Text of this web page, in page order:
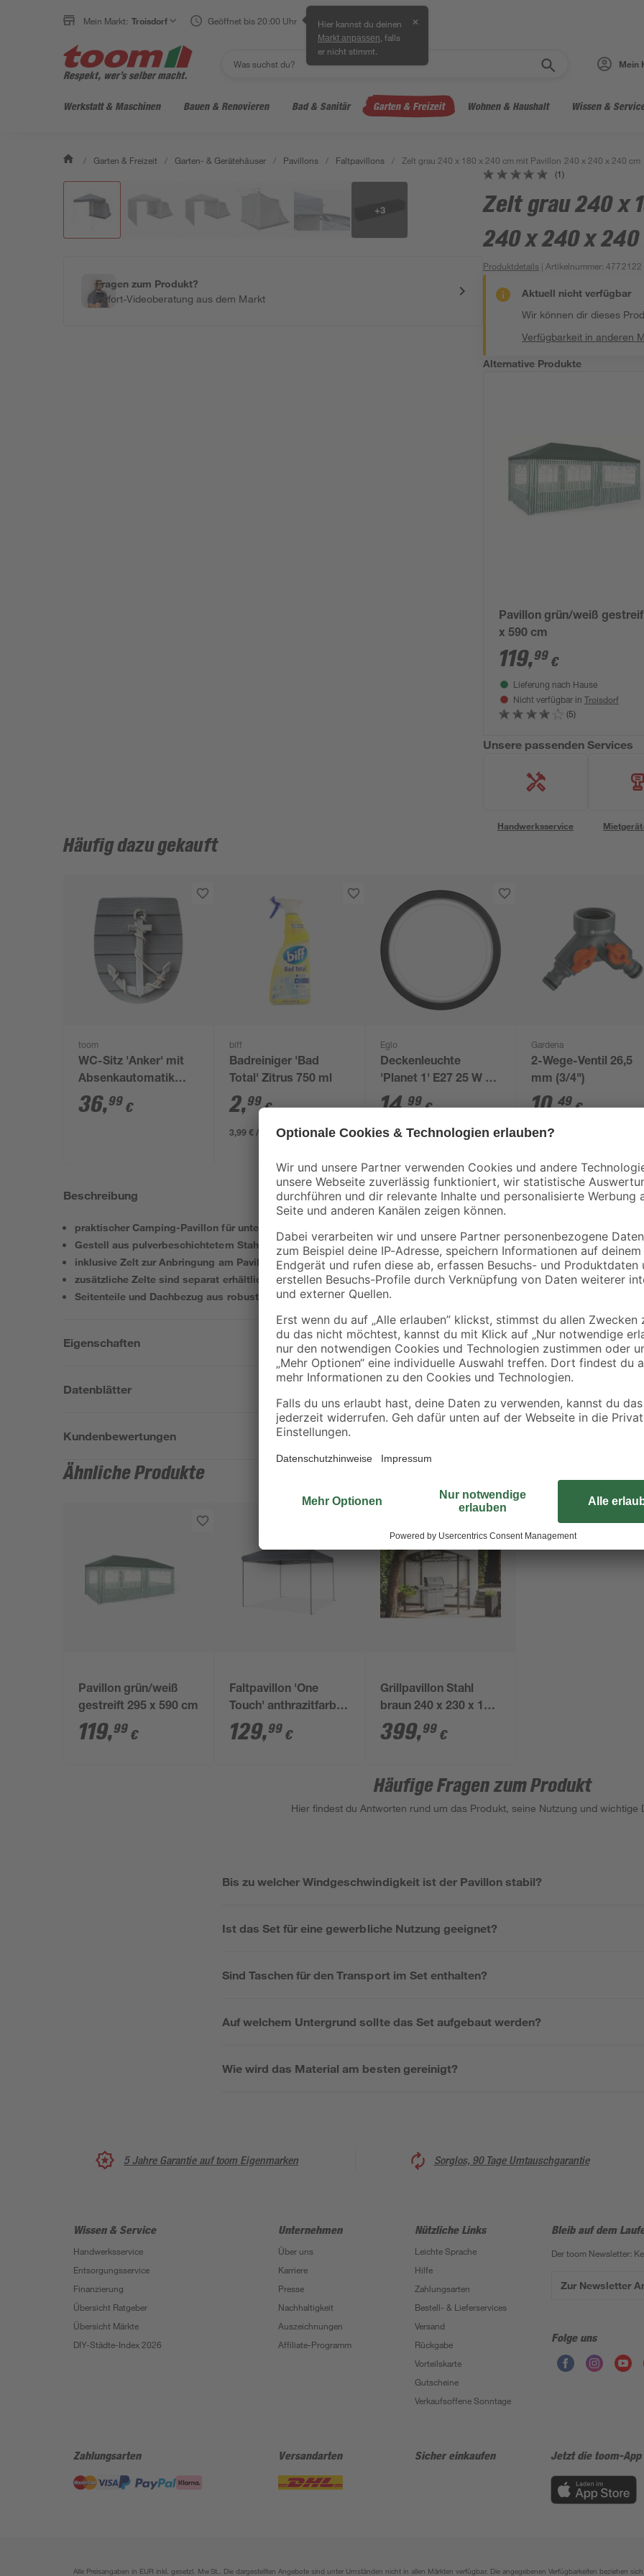
Mein Markt: Troisdorf Geöffnet bis 20:00 Uhr Hier kannst du deinen
Markt anpassen , falls
er nicht stimmt.
✕
Mein
Werkstatt & Maschinen Bauen & Renovieren Bad & Sanitär Garten & Freizeit Wohnen & Haushalt Wissen &
/ Garten & Freizeit / Garten- & Gerätehäuser / Pavillons / Faltpavillons / Zelt grau 240 x 180 x 240 cm mit Pavillon 240 x 240 x 240 cm
+3
Fragen zum Produkt?
Sofort-Videoberatung aus dem Markt
(1)
Zelt grau 240 x
240 x 240 x 240
Produktdetails | Artikelnummer:4772122
Aktuell nicht verfügbar
Wir können dir dieses
Verfügbarkeit in anderen
Alternative Produkte
Pavillon grün/weiß
x 590 cm
119,99 €
Lieferung nach Hause
Nicht verfügbar in Troisdorf
(5)
Unsere passenden Services
Handwerksservice
Häufig dazu gekauft
toom
WC-Sitz 'Anker' mit
Absenkautomatik
Duroplast
36,99 €
biff
Badreiniger 'Bad
Total' Zitrus 750 ml
2,99 €
3,99 € / Liter
Eglo
Deckenleuchte
'Planet 1' E27 25 W Ø
29 x 8,5 cm
14,99 €
Gardena
2-Wege-Ventil 26,5
mm (3/4")
10,49 €
Beschreibung
praktischer Camping-Pavillon für unterwegs
Gestell aus pulverbeschichtetem Stahl
inklusive Zelt zur Anbringung am Pavillon
zusätzliche Zelte sind separat erhältlich
Seitenteile und Dachbezug aus robustem Polyester
Eigenschaften
Datenblätter
Kundenbewertungen
Ähnliche Produkte
Pavillon grün/weiß
gestreift 295 x 590 cm
119,99 €
Faltpavillon 'One
Touch' anthrazitfarben
300 x 240 x 300
129,99 €
Grillpavillon Stahl
braun 240 x 230 x 150
cm
399,99 €
Häufige Fragen zum Produkt
Hier findest du Antworten rund um das Produkt, seine Nutzung und wichtige
Bis zu welcher Windgeschwindigkeit ist der Pavillon stabil?
Ist das Set für eine gewerbliche Nutzung geeignet?
Sind Taschen für den Transport im Set enthalten?
Auf welchem Untergrund sollte das Set aufgebaut werden?
Wie wird das Material am besten gereinigt?
5 Jahre Garantie auf toom Eigenmarken Sorglos, 90 Tage Umtauschgarantie
Wissen & Service
Handwerksservice
Entsorgungsservice
Finanzierung
Übersicht Ratgeber
Übersicht Märkte
DIY-Städte-Index 2026
Unternehmen
Über uns
Karriere
Presse
Nachhaltigkeit
Auszeichnungen
Affiliate-Programm
Nützliche Links
Leichte Sprache
Hilfe
Zahlungsarten
Bestell- & Lieferservices
Versand
Rückgabe
Vorteilskarte
Gutscheine
Verkaufsoffene Sonntage
Bleib auf dem
Der toom Newsletter:
Zur Newsletter
Folge uns
Zahlungsarten Versandarten Sicher einkaufen Jetzt die toom-
Alle Preisangaben in EUR inkl. gesetzl. MwSt.. Die dargestellten Angebote sind unter Umständen nicht in allen Märkten verfügbar. Die angegebenen Verfügbarkeiten beziehen